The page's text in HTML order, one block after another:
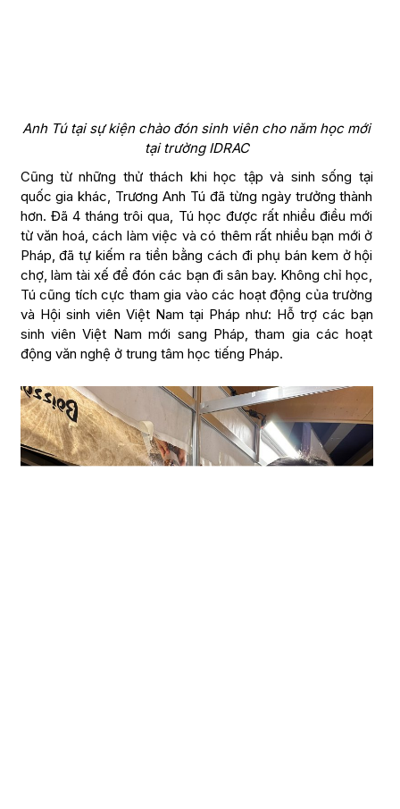
Anh Tú tại sự kiện chào đón sinh viên cho năm học mới
tại trường IDRAC
Cũng từ những thử thách khi học tập và sinh sống tại
quốc gia khác, Trương Anh Tú đã từng ngày trưởng thành
hơn. Đã 4 tháng trôi qua, Tú học được rất nhiều điều mới
từ văn hoá, cách làm việc và có thêm rất nhiều bạn mới ở
Pháp, đã tự kiếm ra tiền bằng cách đi phụ bán kem ở hội
chợ, làm tài xế để đón các bạn đi sân bay. Không chỉ học,
Tú cũng tích cực tham gia vào các hoạt động của trường
và Hội sinh viên Việt Nam tại Pháp như: Hỗ trợ các bạn
sinh viên Việt Nam mới sang Pháp, tham gia các hoạt
động văn nghệ ở trung tâm học tiếng Pháp.